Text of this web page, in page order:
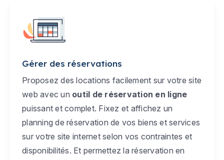
Gérer des réservations
Proposez des locations facilement sur votre site
web avec un outil de réservation en ligne
puissant et complet. Fixez et affichez un
planning de réservation de vos biens et services
sur votre site internet selon vos contraintes et
disponibilités. Et permettez la réservation en